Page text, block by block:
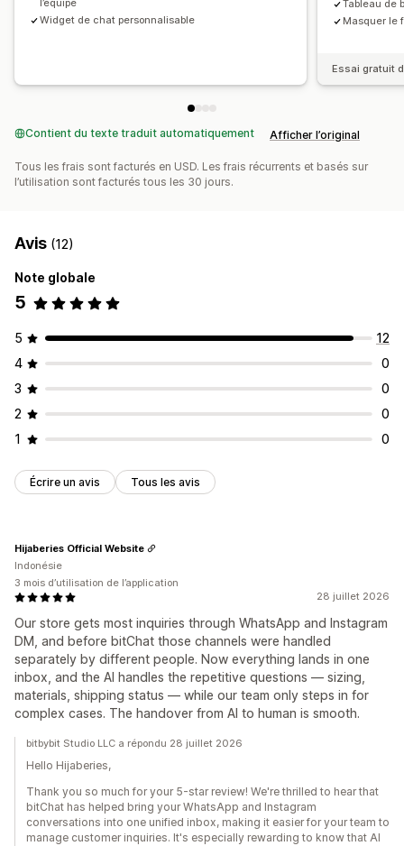
Couleur et police
Emojis et vignettes
Fenêtre de chat
l’équipe
Widget de chat personnalisable
Tableau de
Masquer le
Essai gratuit
Contient du texte traduit automatiquement Afficher l’original
Tous les frais sont facturés en USD. Les frais récurrents et basés sur
l’utilisation sont facturés tous les 30 jours.
Avis (12)
Note globale
5
5
12
4
0
3
0
2
0
1
0
Écrire un avis Tous les avis
28 juillet 2026
Our store gets most inquiries through WhatsApp and Instagram
DM, and before bitChat those channels were handled
separately by different people. Now everything lands in one
inbox, and the AI handles the repetitive questions — sizing,
materials, shipping status — while our team only steps in for
complex cases. The handover from AI to human is smooth.
Hijaberies Official Website
Indonésie
3 mois d’utilisation de l’application
bitbybit Studio LLC a répondu 28 juillet 2026
Hello Hijaberies,
Thank you so much for your 5-star review! We're thrilled to hear that
bitChat has helped bring your WhatsApp and Instagram
conversations into one unified inbox, making it easier for your team to
manage customer inquiries. It's especially rewarding to know that AI